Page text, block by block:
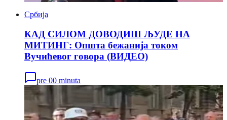
Србија
КАД СИЛОМ ДОВОДИШ ЉУДЕ НА
МИТИНГ: Општа бежанија током
Вучићевог говора (ВИДЕО)
pre 00 minuta